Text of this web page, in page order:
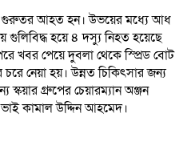
গুরুতর আহত হন। উভয়ের মধ্যে আধ
গুলিবিদ্ধ হয়ে ৪ দস্যু নিহত হয়েছে
খবর পেয়ে দুবলা থেকে স্প্রিড বোট
নেয়া হয়। উন্নত চিকিৎসার জন্য
গ্রুপের চেয়ারম্যান অঞ্জন
কামাল উদ্দিন আহমেদ।